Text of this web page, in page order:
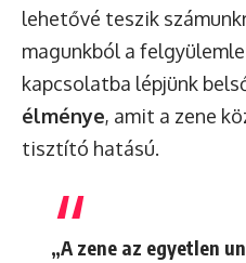
lehetővé teszik
magunkból a
kapcsolatba lépjünk
élménye, amit a zene
tisztító hatású.
„A zene az egyetlen